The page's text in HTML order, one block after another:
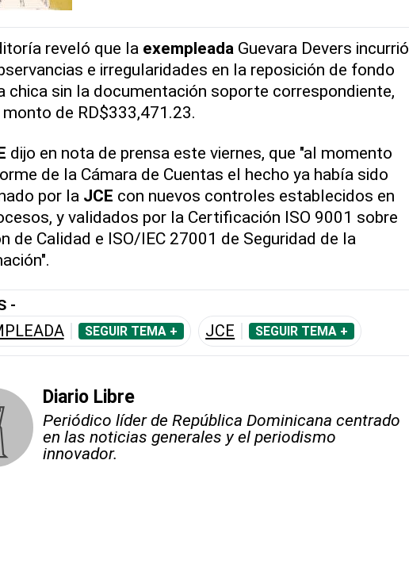
reveló que la exempleada Guevara Devers incurrió
e irregularidades en la reposición de fondo
chica sin la documentación soporte correspondiente,
monto de RD$333,471.23.
dijo en nota de prensa este viernes, que "al momento
de la Cámara de Cuentas el hecho ya había sido
por la JCE con nuevos controles establecidos en
y validados por la Certificación ISO 9001 sobre
de Calidad e ISO/IEC 27001 de Seguridad de la
-
SEGUIR TEMA + JCE SEGUIR TEMA +
Diario Libre
Periódico líder de República Dominicana centrado
en las noticias generales y el periodismo
innovador.